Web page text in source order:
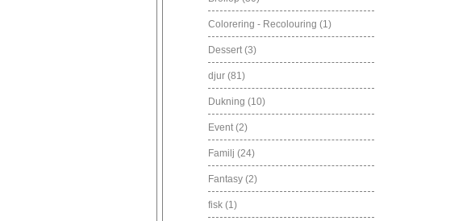
Colorering - Recolouring (1)
Dessert (3)
djur (81)
Dukning (10)
Event (2)
Familj (24)
Fantasy (2)
fisk (1)